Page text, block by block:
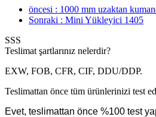
öncesi : 1000 mm uzaktan
Sonraki : Mini Yükleyici 1405
SSS
Teslimat şartlarınız nelerdir?
EXW, FOB, CFR, CIF, DDU/DDP.
Teslimattan önce tüm ürünlerinizi test
Evet, teslimattan önce %100 test